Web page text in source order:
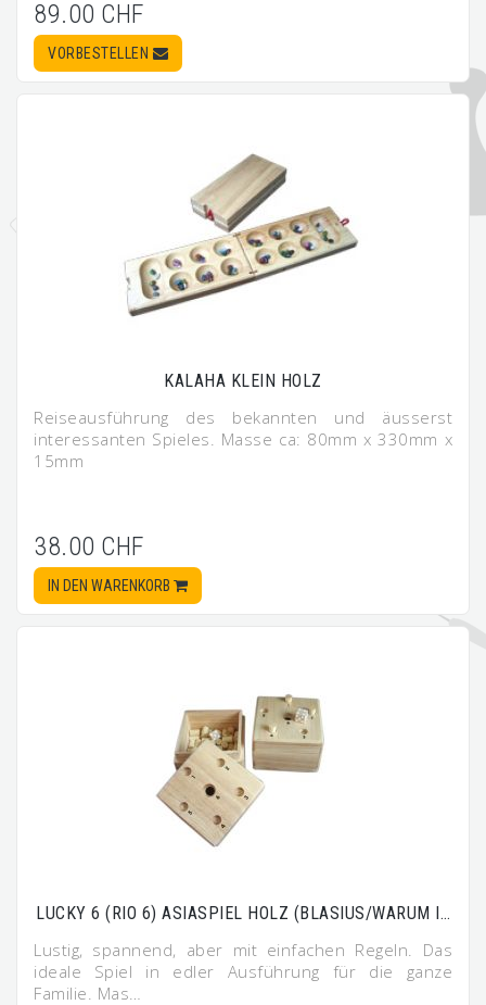
89.00 CHF
VORBESTELLEN
KALAHA KLEIN HOLZ
Reiseausführung des bekannten und äusserst
interessanten Spieles. Masse ca: 80mm x 330mm x
15mm
38.00 CHF
IN DEN WARENKORB
LUCKY 6 (RIO 6) ASIASPIEL HOLZ (BLASIUS/WARUM I…
Lustig, spannend, aber mit einfachen Regeln. Das
ideale Spiel in edler Ausführung für die ganze
Familie. Mas…